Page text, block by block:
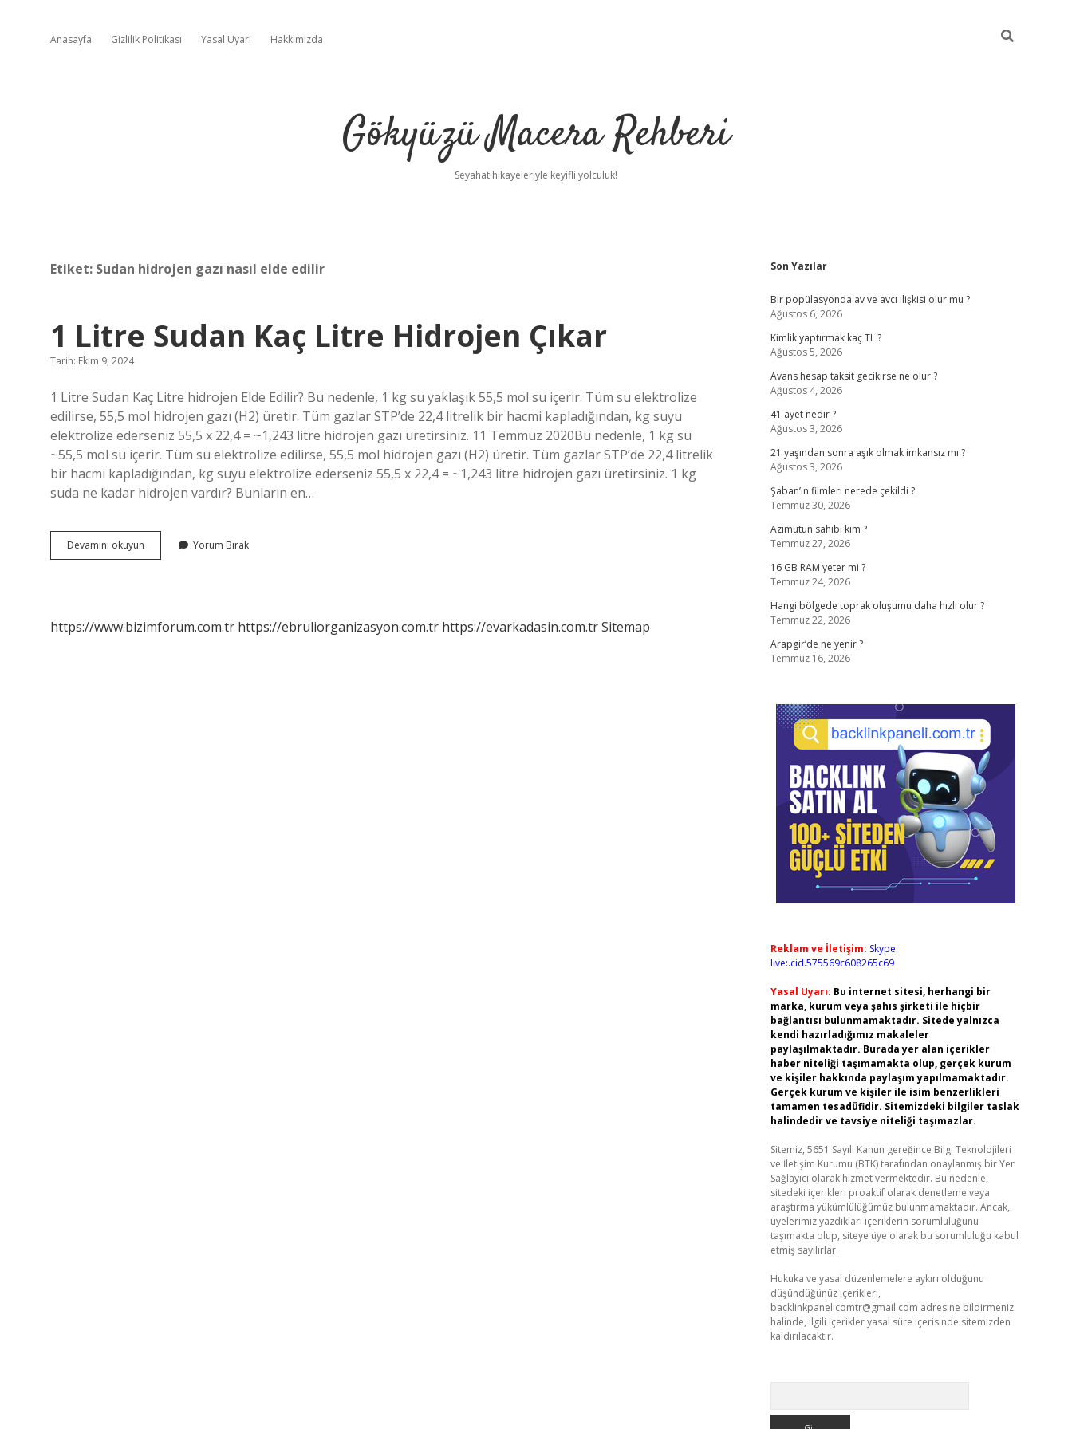
Anasayfa Gizlilik Politikası Yasal Uyarı Hakkımızda
Gökyüzü Macera Rehberi
Seyahat hikayeleriyle keyifli yolculuk!
Etiket: Sudan hidrojen gazı nasıl elde edilir
1 Litre Sudan Kaç Litre Hidrojen Çıkar
Tarih: Ekim 9, 2024
1 Litre Sudan Kaç Litre hidrojen Elde Edilir? Bu nedenle, 1 kg su yaklaşık 55,5 mol su içerir. Tüm su elektrolize
edilirse, 55,5 mol hidrojen gazı (H2) üretir. Tüm gazlar STP’de 22,4 litrelik bir hacmi kapladığından, kg suyu
elektrolize ederseniz 55,5 x 22,4 = ~1,243 litre hidrojen gazı üretirsiniz. 11 Temmuz 2020Bu nedenle, 1 kg su
~55,5 mol su içerir. Tüm su elektrolize edilirse, 55,5 mol hidrojen gazı (H2) üretir. Tüm gazlar STP’de 22,4 litrelik
bir hacmi kapladığından, kg suyu elektrolize ederseniz 55,5 x 22,4 = ~1,243 litre hidrojen gazı üretirsiniz. 1 kg
suda ne kadar hidrojen vardır? Bunların en…
Devamını okuyun
Litre
Çıkar
Yorum Bırak
https://www.bizimforum.com.tr https://ebruliorganizasyon.com.tr https://evarkadasin.com.trSitemap
Sidebar
Son Yazılar
Bir popülasyonda av ve avcı ilişkisi olur mu ?
Ağustos 6, 2026
Kimlik yaptırmak kaç TL ?
Ağustos 5, 2026
Avans hesap taksit gecikirse ne olur ?
Ağustos 4, 2026
41 ayet nedir ?
Ağustos 3, 2026
21 yaşından sonra aşık olmak imkansız mı ?
Ağustos 3, 2026
Şaban’ın filmleri nerede çekildi ?
Temmuz 30, 2026
Azimutun sahibi kim ?
Temmuz 27, 2026
16 GB RAM yeter mi ?
Temmuz 24, 2026
Hangi bölgede toprak oluşumu daha hızlı olur ?
Temmuz 22, 2026
Arapgir’de ne yenir ?
Temmuz 16, 2026
Reklam ve İletişim: Skype:
live:.cid.575569c608265c69
Yasal Uyarı: Bu internet sitesi, herhangi bir
marka, kurum veya şahıs şirketi ile hiçbir
bağlantısı bulunmamaktadır. Sitede yalnızca
kendi hazırladığımız makaleler
paylaşılmaktadır. Burada yer alan içerikler
haber niteliği taşımamakta olup, gerçek kurum
ve kişiler hakkında paylaşım yapılmamaktadır.
Gerçek kurum ve kişiler ile isim benzerlikleri
tamamen tesadüfidir. Sitemizdeki bilgiler taslak
halindedir ve tavsiye niteliği taşımazlar.
Sitemiz, 5651 Sayılı Kanun gereğince Bilgi Teknolojileri
ve İletişim Kurumu (BTK) tarafından onaylanmış bir Yer
Sağlayıcı olarak hizmet vermektedir. Bu nedenle,
sitedeki içerikleri proaktif olarak denetleme veya
araştırma yükümlülüğümüz bulunmamaktadır. Ancak,
üyelerimiz yazdıkları içeriklerin sorumluluğunu
taşımakta olup, siteye üye olarak bu sorumluluğu kabul
etmiş sayılırlar.
Hukuka ve yasal düzenlemelere aykırı olduğunu
düşündüğünüz içerikleri,
backlinkpanelicomtr@gmail.com adresine bildirmeniz
halinde, ilgili içerikler yasal süre içerisinde sitemizden
kaldırılacaktır.